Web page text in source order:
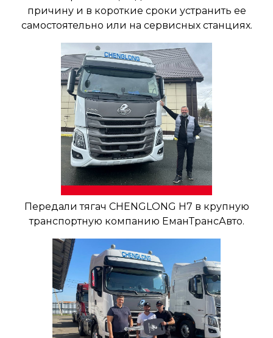
причину и в короткие сроки устранить ее
самостоятельно или на сервисных станциях.
Передали тягач CHENGLONG H7 в крупную
транспортную компанию ЕманТрансАвто.